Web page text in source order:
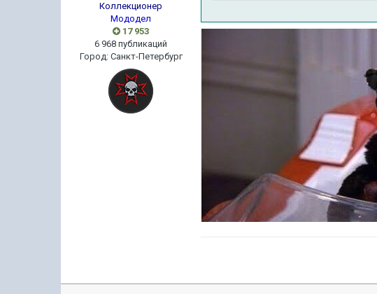
Коллекционер
Мододел
17 953
6 968 публикаций
Город: Санкт-Петербург